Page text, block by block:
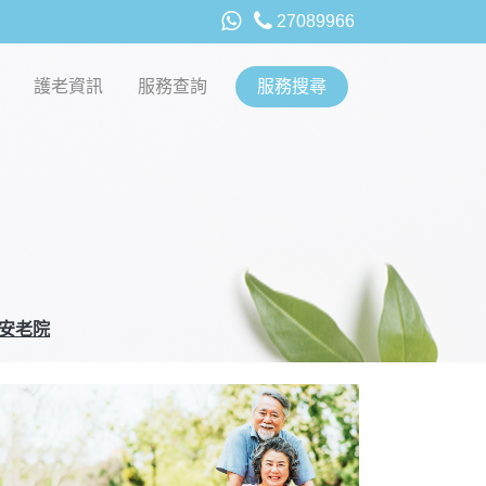
27089966
護老資訊 服務查詢 服務搜尋
老院